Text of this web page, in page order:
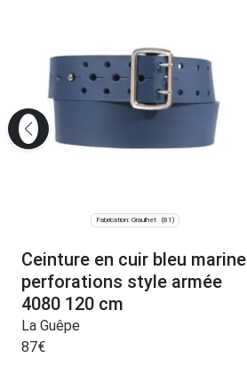
Fabrication: Graulhet (81)
Ceinture en cuir bleu marine
perforations style armée
4080 120 cm
La Guêpe
87€